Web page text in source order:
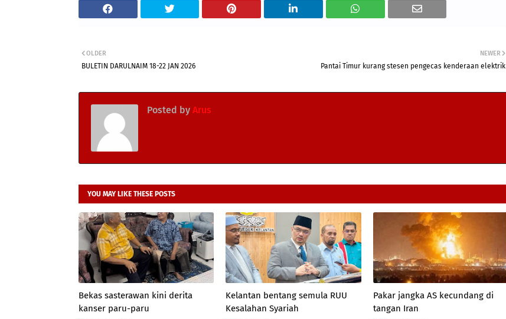
NEWER
Pantai Timur kurang stesen pengecas kenderaan elektrik
OLDER
BULETIN DARULNAIM 18-22 JAN 2026
Posted by Arus
YOU MAY LIKE THESE POSTS
Bekas sasterawan kini derita
kanser paru-paru
Kelantan bentang semula RUU
Kesalahan Syariah
Pakar jangka AS kecundang di
tangan Iran